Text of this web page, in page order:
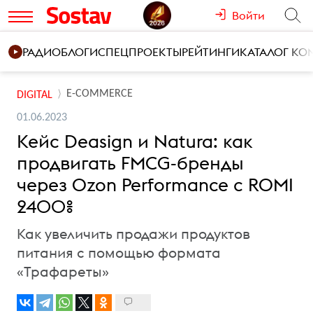
Войти
РАДИОБЛОГИСПЕЦПРОЕКТЫРЕЙТИНГИКАТАЛОГ
DIGITAL E-COMMERCE
01.06.2023
Кейс Deasign и Natura: как
продвигать FMCG-бренды
через Ozon Performance с ROMI
2400%
Как увеличить продажи продуктов
питания с помощью формата
«Трафареты»